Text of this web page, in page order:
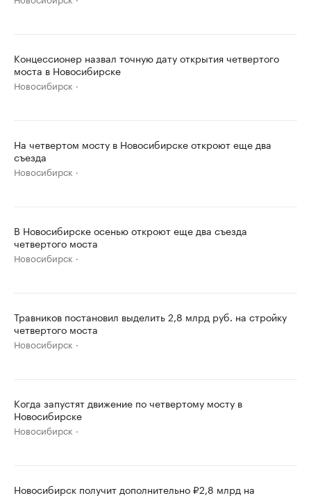
Концессионер назвал точную дату открытия четвертого
моста в Новосибирске
Новосибирск
На четвертом мосту в Новосибирске откроют еще два
съезда
Новосибирск
В Новосибирске осенью откроют еще два съезда
четвертого моста
Новосибирск
Травников постановил выделить 2,8 млрд руб. на стройку
четвертого моста
Новосибирск
Когда запустят движение по четвертому мосту в
Новосибирске
Новосибирск
Новосибирск получит дополнительно ₽2,8 млрд на